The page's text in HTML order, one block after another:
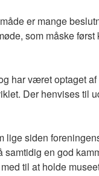
er mange
som måske
har været optaget af
Der henvises til
siden
en god
til at holde